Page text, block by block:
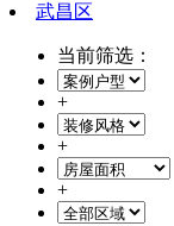
武昌区
当前筛选：
+
+
+